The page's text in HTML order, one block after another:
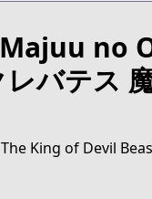
no
レバテス
King of Devil